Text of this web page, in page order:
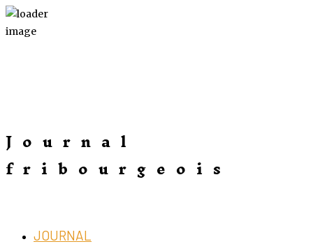
Journal
fribourgeois
JOURNAL